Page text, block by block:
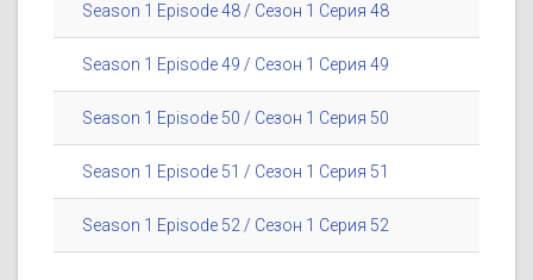
Season 1 Episode 48 / Сезон 1 Серия 48
Season 1 Episode 49 / Сезон 1 Серия 49
Season 1 Episode 50 / Сезон 1 Серия 50
Season 1 Episode 51 / Сезон 1 Серия 51
Season 1 Episode 52 / Сезон 1 Серия 52